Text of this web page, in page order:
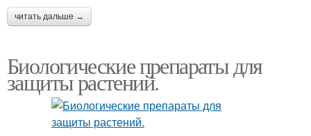
читать дальше →
Биологические препараты для
защиты растений.